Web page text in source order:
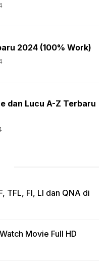
2024 (100% Work)
dan Lucu A-Z Terbaru
TFL, FI, LI dan QNA di
Movie Full HD